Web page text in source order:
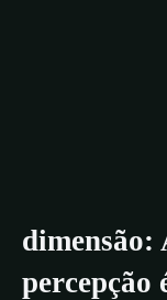
dimensão:
percepção